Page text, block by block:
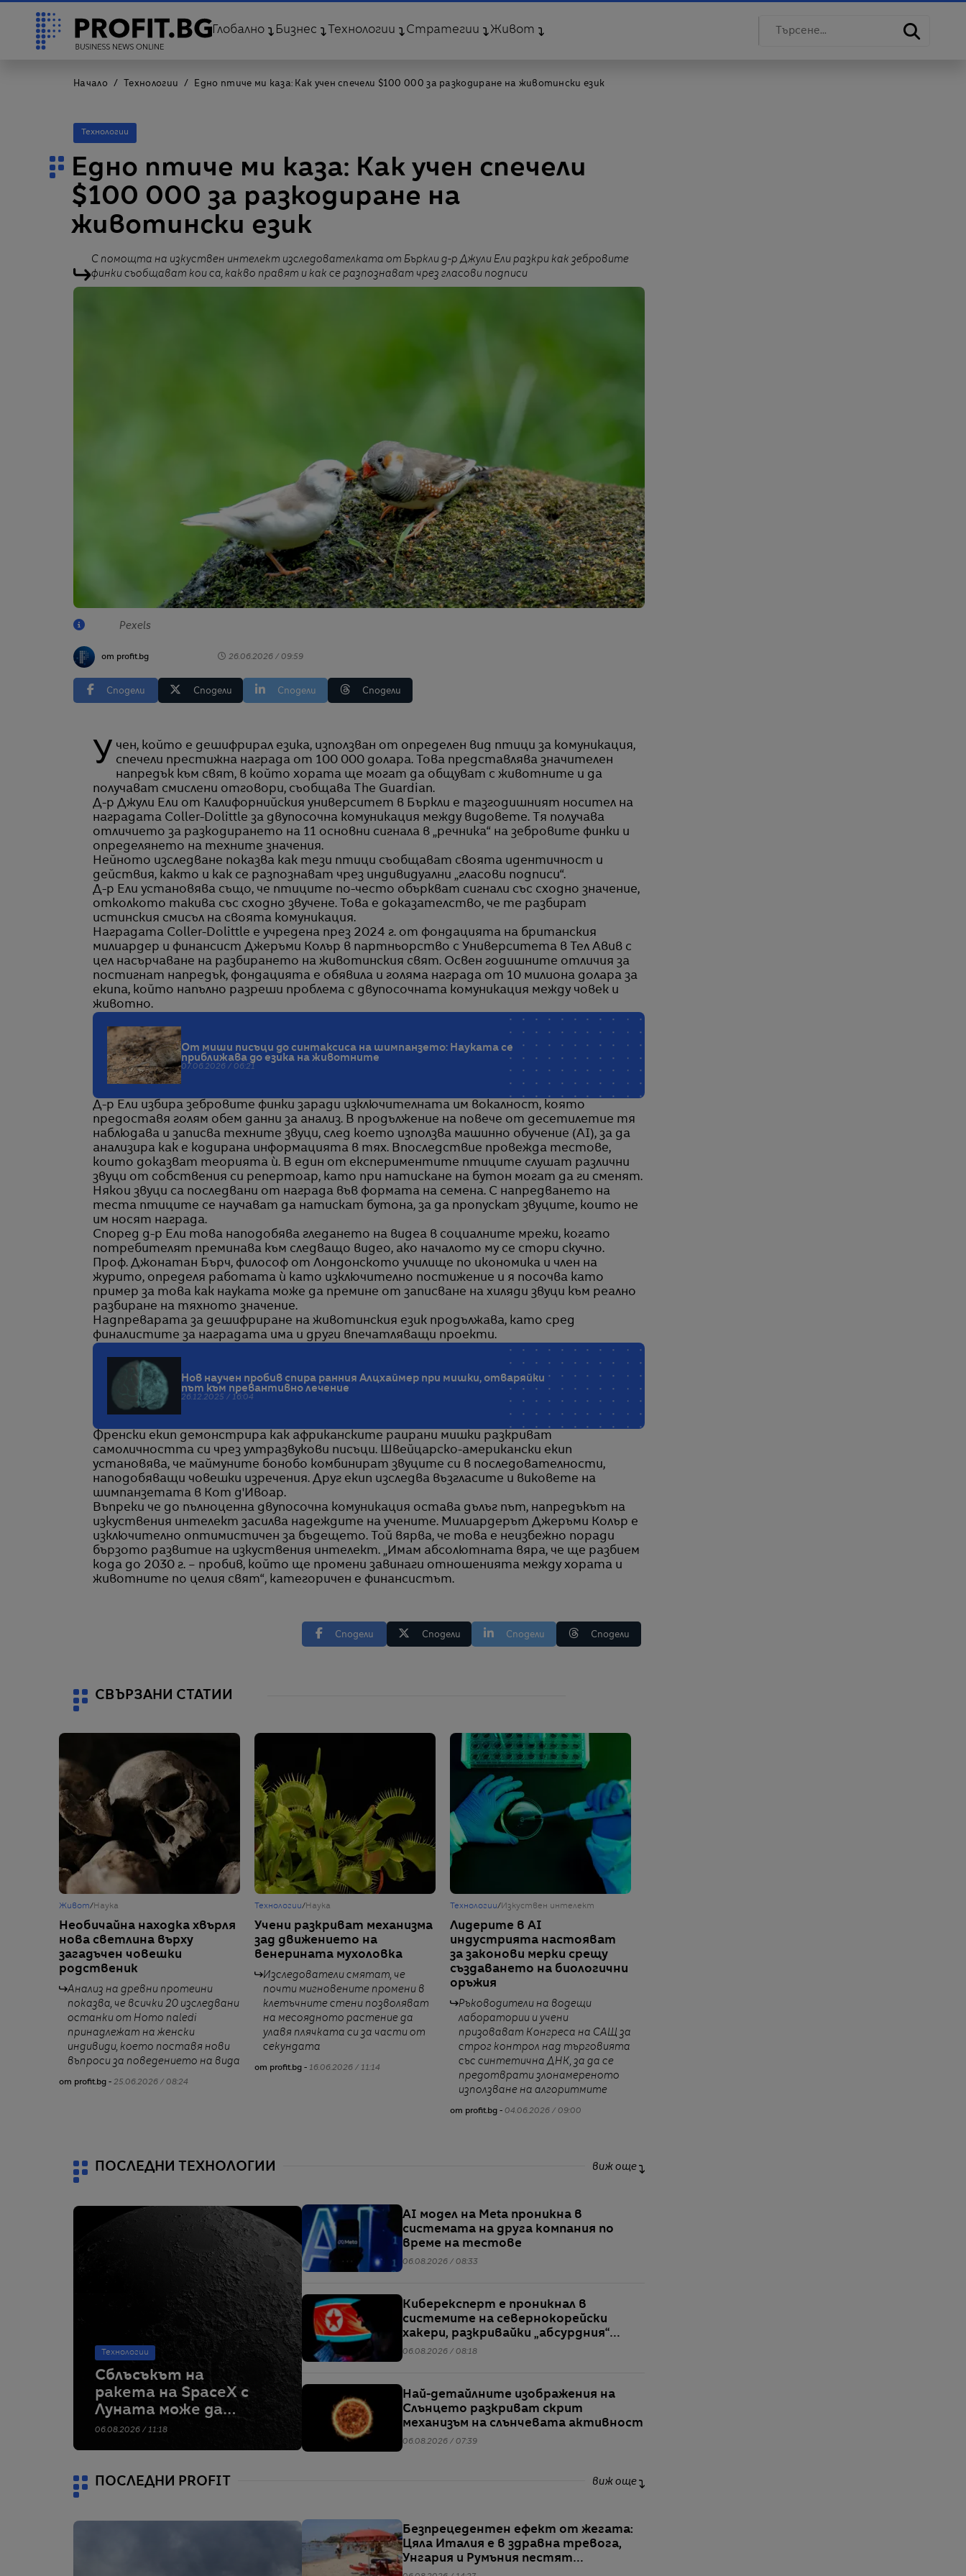
Глобално Бизнес Технологии Стратегии Живот
Начало Технологии Едно птиче ми каза: Как учен спечели $100 000 за разкодиране на животински език
Технологии
Едно птиче ми каза: Как учен спечели
$100 000 за разкодиране на
животински език
С помощта на изкуствен интелект изследователката от Бъркли д-р Джули Ели разкри как зебровите
финки съобщават кои са, какво правят и как се разпознават чрез гласови подписи
Pexels
от profit.bg 26.06.2026 / 09:59
Сподели Сподели Сподели Сподели
Учен, който е дешифрирал езика, използван от определен вид птици за комуникация, спечели престижна награда от 100 000 долара. Това представлява значителен
напредък към свят, в който хората ще могат да общуват с животните и да
получават смислени отговори, съобщава The Guardian.
Д-р Джули Ели от Калифорнийския университет в Бъркли е тазгодишният носител на
наградата Coller-Dolittle за двупосочна комуникация между видовете. Тя получава
отличието за разкодирането на 11 основни сигнала в „речника“ на зебровите финки и
определянето на техните значения.
Нейното изследване показва как тези птици съобщават своята идентичност и
действия, както и как се разпознават чрез индивидуални „гласови подписи“.
Д-р Ели установява също, че птиците по-често объркват сигнали със сходно значение,
отколкото такива със сходно звучене. Това е доказателство, че те разбират
истинския смисъл на своята комуникация.
Наградата Coller-Dolittle е учредена през 2024 г. от фондацията на британския
милиардер и финансист Джеръми Колър в партньорство с Университета в Тел Авив с
цел насърчаване на разбирането на животинския свят. Освен годишните отличия за
постигнат напредък, фондацията е обявила и голяма награда от 10 милиона долара за
екипа, който напълно разреши проблема с двупосочната комуникация между човек и
животно.
От миши писъци до синтаксиса на шимпанзето: Науката се
приближава до езика на животните
07.06.2026 / 06:21
Д-р Ели избира зебровите финки заради изключителната им вокалност, която
предоставя голям обем данни за анализ. В продължение на повече от десетилетие тя
наблюдава и записва техните звуци, след което използва машинно обучение (AI), за да
анализира как е кодирана информацията в тях. Впоследствие провежда тестове,
които доказват теорията ѝ. В един от експериментите птиците слушат различни
звуци от собствения си репертоар, като при натискане на бутон могат да ги сменят.
Някои звуци са последвани от награда във формата на семена. С напредването на
теста птиците се научават да натискат бутона, за да пропускат звуците, които не
им носят награда.
Според д-р Ели това наподобява гледането на видеа в социалните мрежи, когато
потребителят преминава към следващо видео, ако началото му се стори скучно.
Проф. Джонатан Бърч, философ от Лондонското училище по икономика и член на
журито, определя работата ѝ като изключително постижение и я посочва като
пример за това как науката може да премине от записване на хиляди звуци към реално
разбиране на тяхното значение.
Надпреварата за дешифриране на животинския език продължава, като сред
финалистите за наградата има и други впечатляващи проекти.
Нов научен пробив спира ранния Алцхаймер при мишки, отваряйки
път към превантивно лечение
26.12.2025 / 16:04
Френски екип демонстрира как африканските раирани мишки разкриват
самоличността си чрез ултразвукови писъци. Швейцарско-американски екип
установява, че маймуните бонобо комбинират звуците си в последователности,
наподобяващи човешки изречения. Друг екип изследва възгласите и виковете на
шимпанзетата в Кот д'Ивоар.
Въпреки че до пълноценна двупосочна комуникация остава дълъг път, напредъкът на
изкуствения интелект засилва надеждите на учените. Милиардерът Джеръми Колър е
изключително оптимистичен за бъдещето. Той вярва, че това е неизбежно поради
бързото развитие на изкуствения интелект. „Имам абсолютната вяра, че ще разбием
кода до 2030 г. – пробив, който ще промени завинаги отношенията между хората и
животните по целия свят“, категоричен е финансистът.
Сподели Сподели Сподели Сподели
СВЪРЗАНИ СТАТИИ
Живот/ Наука
Необичайна находка хвърля
нова светлина върху
загадъчен човешки
родственик
Анализ на древни протеини
показва, че всички 20 изследвани
останки от Homo naledi
принадлежат на женски
индивиди, което поставя нови
въпроси за поведението на вида
от profit.bg - 25.06.2026 / 08:24
Технологии/ Наука
Учени разкриват механизма
зад движението на
венерината мухоловка
Изследователи смятат, че
почти мигновените промени в
клетъчните стени позволяват
на месоядното растение да
улавя плячката си за части от
секундата
от profit.bg - 16.06.2026 / 11:14
Технологии/ Изкуствен интелект
Лидерите в AI
индустрията настояват
за законови мерки срещу
създаването на биологични
оръжия
Ръководители на водещи
лаборатории и учени
призовават Конгреса на САЩ за
строг контрол над търговията
със синтетична ДНК, за да се
предотврати злонамереното
използване на алгоритмите
от profit.bg - 04.06.2026 / 09:00
ПОСЛЕДНИ ТЕХНОЛОГИИ виж още
Технологии
Сблъсъкът на
ракета на SpaceX с
Луната може да
предостави ценни
06.08.2026 / 11:18
AI модел на Meta проникна в
системата на друга компания по
време на тестове
06.08.2026 / 08:33
Киберексперт е проникнал в
системите на севернокорейски
хакери, разкривайки „абсурдния“
мащаб на атаките им
06.08.2026 / 08:18
Най-детайлните изображения на
Слънцето разкриват скрит
механизъм на слънчевата активност
06.08.2026 / 07:39
ПОСЛЕДНИ PROFIT виж още
Безпрецедентен ефект от жегата:
Цяла Италия е в здравна тревога,
Унгария и Румъния пестят
електричество